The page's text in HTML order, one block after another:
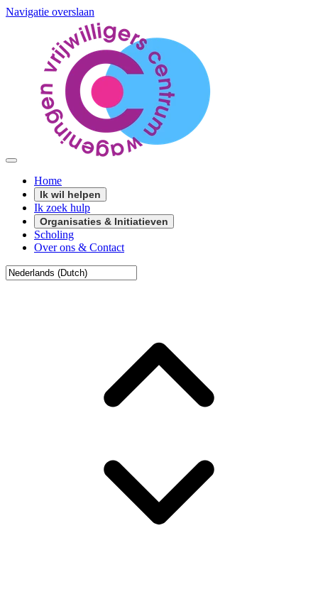
Navigatie overslaan
Home
Ik wil helpen
Ik zoek hulp
Organisaties & Initiatieven
Scholing
Over ons & Contact